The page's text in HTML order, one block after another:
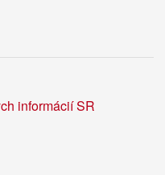
informácií SR